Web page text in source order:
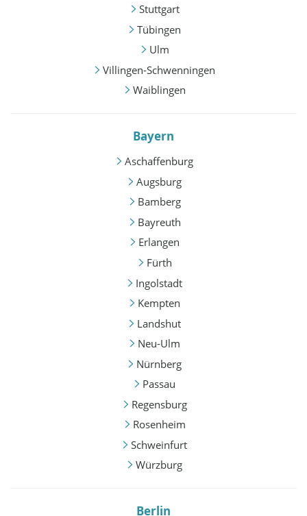
Stuttgart
Tübingen
Ulm
Villingen-Schwenningen
Waiblingen
Bayern
Aschaffenburg
Augsburg
Bamberg
Bayreuth
Erlangen
Fürth
Ingolstadt
Kempten
Landshut
Neu-Ulm
Nürnberg
Passau
Regensburg
Rosenheim
Schweinfurt
Würzburg
Berlin